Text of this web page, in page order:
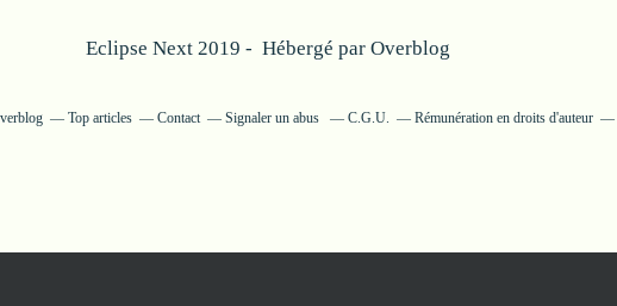
Eclipse Next 2019 - Hébergé par Overblog
Top articles Contact Signaler un abus C.G.U. Rémunération en droits d'auteur